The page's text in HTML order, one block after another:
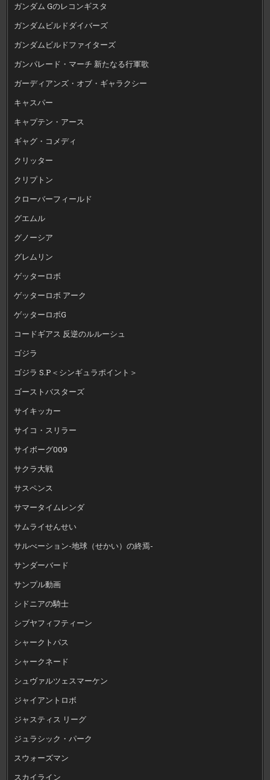
ガンダム Gのレコンギスタ
ガンダムビルドダイバーズ
ガンダムビルドファイターズ
ガンパレード・マーチ 新たなる行軍歌
ガーディアンズ・オブ・ギャラクシー
キャスパー
キャプテン・アース
ギャグ・コメディ
クリッター
クリプトン
クローバーフィールド
グエムル
グノーシア
グレムリン
ゲッターロボ
ゲッターロボ アーク
ゲッターロボG
コードギアス 反逆のルルーシュ
ゴジラ
ゴジラ S.P＜シンギュラポイント＞
ゴーストバスターズ
サイキッカー
サイコ・スリラー
サイボーグ009
サクラ大戦
サスペンス
サマータイムレンダ
サムライせんせい
サルべーション-地球（せかい）の終焉-
サンダーバード
サンプル動画
シドニアの騎士
シブヤフィフティーン
シャークトパス
シャークネード
シュヴァルツェスマーケン
ジャイアントロボ
ジャスティス リーグ
ジュラシック・パーク
スウォーズマン
スカイライン